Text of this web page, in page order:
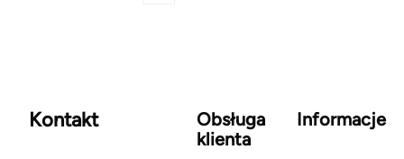
Kontakt
Obsługa
klienta
Informacje